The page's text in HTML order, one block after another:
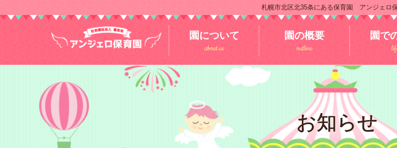
札幌市北区北35条にある保育園 アンジェロ
園について
about us
園の概要
outline
園で
お知らせ